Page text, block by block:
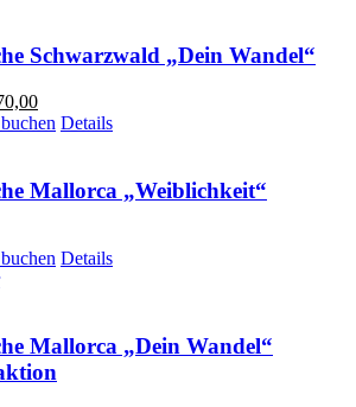
Schwarzwald „Dein Wandel“
Details
Mallorca „Weiblichkeit“
Details
Mallorca „Dein Wandel“